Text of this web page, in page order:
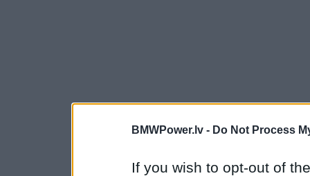
BMWPower.lv - Do Not Process
If you wish to opt-out of